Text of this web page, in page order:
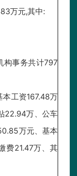
万元,其中:
构事务共计797
本工资167.48万
22.94万、公车
万元、基本
费21.47万、其